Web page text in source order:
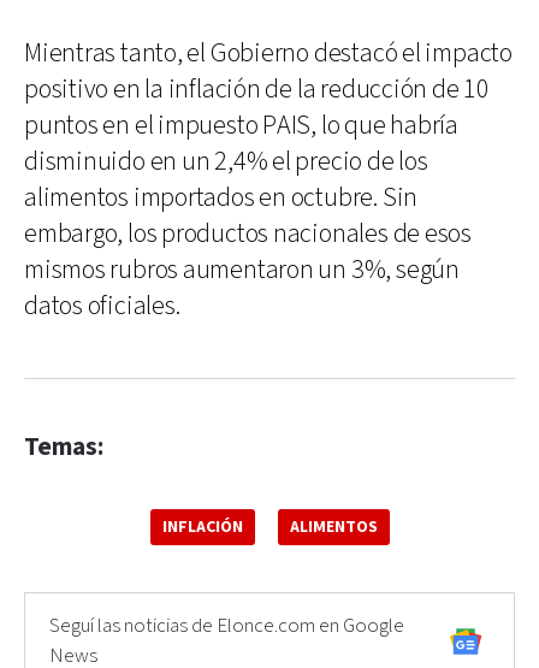
Mientras tanto, el Gobierno destacó el impacto
positivo en la inflación de la reducción de 10
puntos en el impuesto PAIS, lo que habría
disminuido en un 2,4% el precio de los
alimentos importados en octubre. Sin
embargo, los productos nacionales de esos
mismos rubros aumentaron un 3%, según
datos oficiales.
Temas:
INFLACIÓN ALIMENTOS
Seguí las noticias de Elonce.com en Google
News